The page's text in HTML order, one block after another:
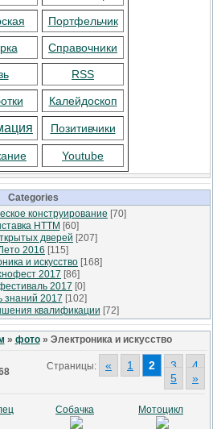
Портфельчик
Справочники
RSS
Калейдоскоп
Позитивчики
Youtube
Categories
конструирование [70]
НТТМ [60]
дверей [207]
2016 [115]
и искусство [168]
2017 [86]
2017 [0]
знаний 2017 [102]
квалификации [72]
» фото» Электроника и искусство
Страницы: « 1 2 3
4
5
»
Собачка Мотоцикл